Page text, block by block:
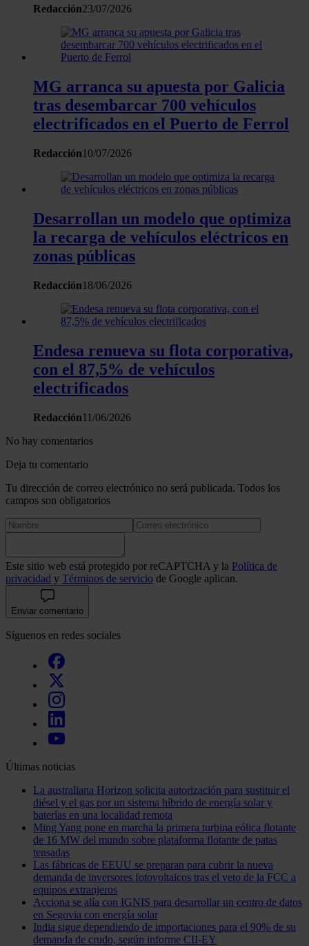
uso que haga del sitio web con nuestros partners de redes
sociales, publicidad y análisis web, quienes pueden
con otra información que les haya proporcionado o que
recopilado a partir del uso que haya hecho de sus servicios.
Redacción23/07/2026
MG arranca su apuesta por Galicia
tras desembarcar 700 vehículos
electrificados en el Puerto de Ferrol
Redacción10/07/2026
Desarrollan un modelo que optimiza
la recarga de vehículos eléctricos en
zonas públicas
Redacción18/06/2026
Endesa renueva su flota corporativa,
con el 87,5% de vehículos
electrificados
Redacción11/06/2026
No hay comentarios
Deja tu comentario
Tu dirección de correo electrónico no será publicada. Todos los
campos son obligatorios
Este sitio web está protegido por reCAPTCHA y la Política de
privacidad y Términos de servicio de Google aplican.
Enviar comentario
Síguenos en redes sociales
Últimas noticias
La australiana Horizon solicita autorización para sustituir el
diésel y el gas por un sistema híbrido de energía solar y
baterías en una localidad remota
Ming Yang pone en marcha la primera turbina eólica flotante
de 16 MW del mundo sobre plataforma flotante de patas
tensadas
Las fábricas de EEUU se preparan para cubrir la nueva
demanda de inversores fotovoltaicos tras el veto de la FCC a
equipos extranjeros
Acciona se alía con IGNIS para desarrollar un centro de datos
en Segovia con energía solar
India sigue dependiendo de importaciones para el 90% de su
demanda de crudo, según informe CII-EY